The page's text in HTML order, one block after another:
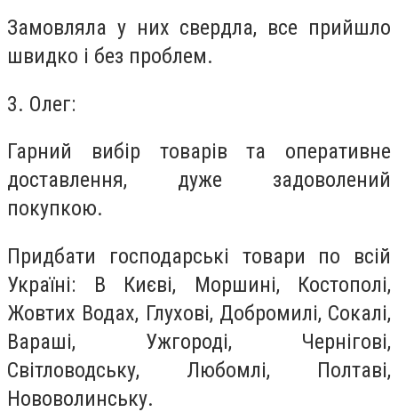
Замовляла у них свердла, все прийшло
швидко і без проблем.
3. Олег:
Гарний вибір товарів та оперативне
доставлення, дуже задоволений
покупкою.
Придбати господарські товари по всій
Україні: В Києві, Моршині, Костополі,
Жовтих Водах, Глухові, Добромилі, Сокалі,
Вараші, Ужгороді, Чернігові,
Світловодську, Любомлі, Полтаві,
Нововолинську.